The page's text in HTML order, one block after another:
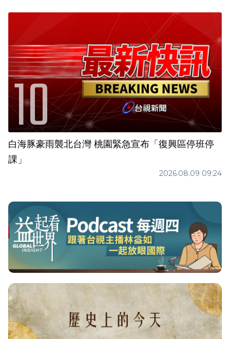
白海豚豪雨襲北台灣 桃園緊急宣布「復興區停班停
課」
2026.08.09 09:24